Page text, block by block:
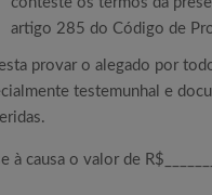
artigo 285 do Código de
provar o alegado por
testemunhal e
à causa o valor de